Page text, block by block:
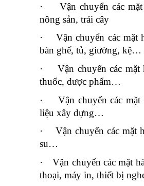
·
Vận chuyển các
nông sản, trái cây
·
Vận chuyển các mặt
bàn ghế, tủ, giường, kệ…
·
Vận chuyển các
thuốc, dược phẩm…
·
Vận chuyển các mặt
liệu xây dựng…
·
Vận chuyển các mặt
su…
·
Vận chuyển các mặt
thoại, máy in, thiết bị